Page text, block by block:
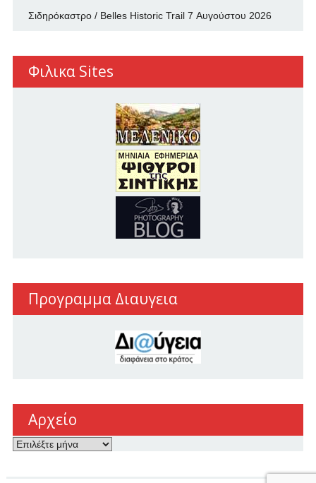
Σιδηρόκαστρο / Belles Historic Trail 7 Αυγούστου 2026
Φιλικα Sites
Προγραμμα Διαυγεια
Αρχείο
Αρχείο